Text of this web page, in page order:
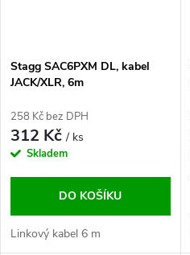
p
r
o
u
s
p
r
o
d
Stagg SAC6PXM DL, kabel
JACK/XLR, 6m
258 Kč bez DPH
312 Kč/ ks
Skladem
DO KOŠÍKU
Linkový kabel 6 m